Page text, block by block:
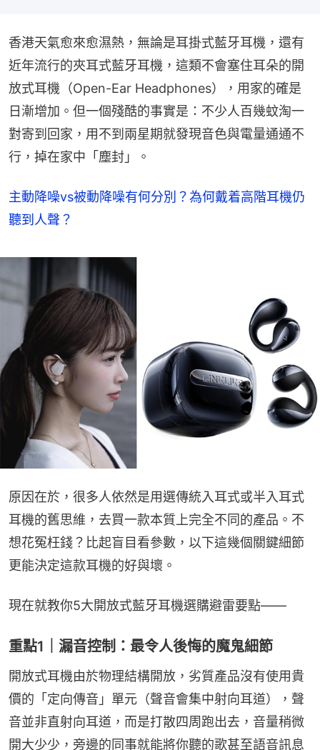
香港天氣愈來愈濕熱，無論是耳掛式藍牙耳機，還有
近年流行的夾耳式藍牙耳機，這類不會塞住耳朵的開
放式耳機（Open-Ear Headphones），用家的確是
日漸增加。但一個殘酷的事實是：不少人百幾蚊淘一
對寄到回家，用不到兩星期就發現音色與電量通通不
行，掉在家中「塵封」。
主動降噪vs被動降噪有何分別？為何戴着高階耳機仍
聽到人聲？
原因在於，很多人依然是用選傳統入耳式或半入耳式
耳機的舊思維，去買一款本質上完全不同的產品。不
想花冤枉錢？比起盲目看參數，以下這幾個關鍵細節
更能決定這款耳機的好與壞。
現在就教你5大開放式藍牙耳機選購避雷要點——
重點1｜漏音控制：最令人後悔的魔鬼細節
開放式耳機由於物理結構開放，劣質產品沒有使用貴
價的「定向傳音」單元（聲音會集中射向耳道），聲
音並非直射向耳道，而是打散四周跑出去，音量稍微
開大少少，旁邊的同事就能將你聽的歌甚至語音訊息